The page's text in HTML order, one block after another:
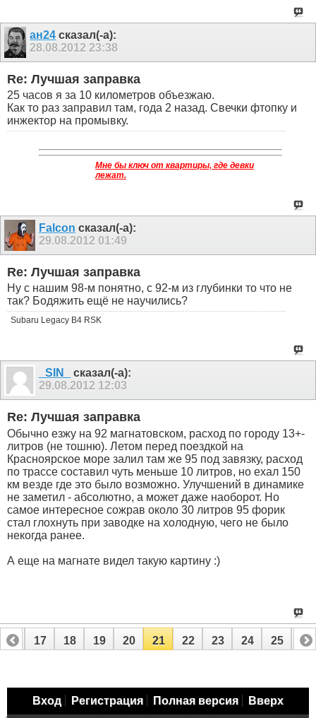
ан24 сказал(-а):
28.08.201223:38
Re: Лучшая заправка
25 часов я за 10 километров объезжаю.
Как то раз заправил там, года 2 назад. Свечки фтопку и
инжектор на промывку.
Мне бы ключ от квартиры, где девки
лежат.
Falcon сказал(-а):
29.08.2012 01:49
Re: Лучшая заправка
Ну с нашим 98-м понятно, с 92-м из глубинки то что не
так? Бодяжить ещё не научились?
Subaru Legacy B4 RSK
_SIN_
сказал(-а):
29.08.2012 12:03
Re: Лучшая заправка
Обычно езжу на 92 магнатовском, расход по городу 13+-
литров (не тошню). Летом перед поездкой на
Красноярское море залил там же 95 под завязку, расход
по трассе составил чуть меньше 10 литров, но ехал 150
км везде где это было возможно. Улучшений в динамике
не заметил - абсолютно, а может даже наоборот. Но
самое интересное сожрав около 30 литров 95 форик
стал глохнуть при заводке на холодную, чего не было
некогда ранее.
А еще на магнате видел такую картину :)
16 17 18 19 20 21 22 23 24 25 26
Вход Регистрация Полная версия Вверх